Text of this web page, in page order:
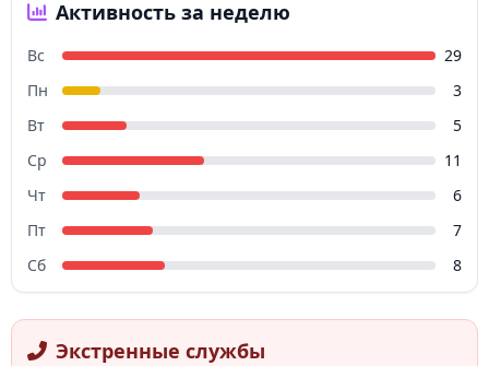
Активность за неделю
Вс
29
Пн
3
Вт
5
Ср
11
Чт
6
Пт
7
Сб
8
Экстренные службы